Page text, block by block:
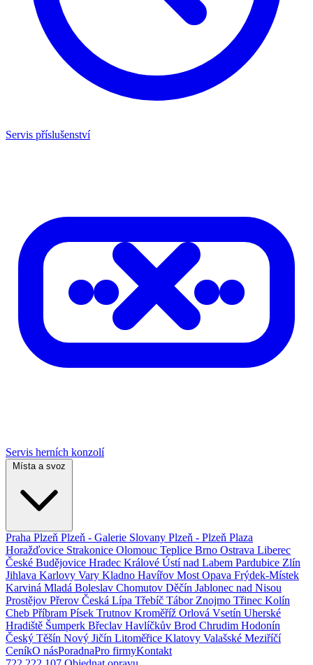
Servis příslušenství
Servis herních konzolí
Místa a svoz
Praha Plzeň Plzeň - Galerie Slovany Plzeň - Plzeň Plaza
Horažďovice Strakonice Olomouc Teplice Brno Ostrava Liberec
České Budějovice Hradec Králové Ústí nad Labem Pardubice Zlín
Jihlava Karlovy Vary Kladno Havířov Most Opava Frýdek-Místek
Karviná Mladá Boleslav Chomutov Děčín Jablonec nad Nisou
Prostějov Přerov Česká Lípa Třebíč Tábor Znojmo Třinec Kolín
Cheb Příbram Písek Trutnov Kroměříž Orlová Vsetín Uherské
Hradiště Šumperk Břeclav Havlíčkův Brod Chrudim Hodonín
Český Těšín Nový Jičín Litoměřice Klatovy Valašské Meziříčí
CeníkO násPoradnaPro firmyKontakt